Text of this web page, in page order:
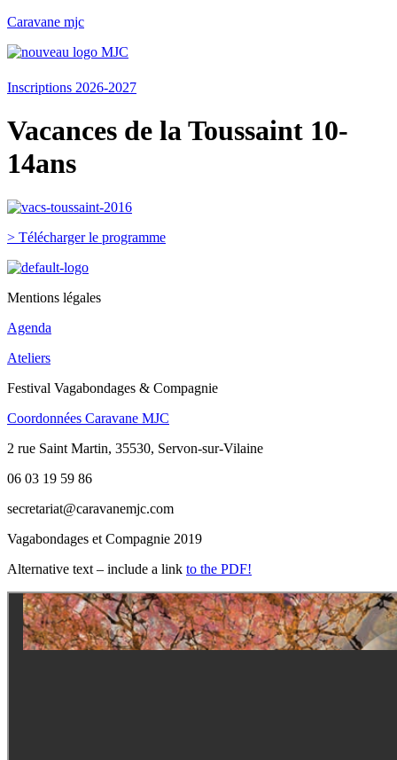
Caravane mjc
Inscriptions 2026-2027
Vacances de la Toussaint 10-
14ans
> Télécharger le programme
Mentions légales
Agenda
Ateliers
Festival Vagabondages & Compagnie
Coordonnées Caravane MJC
2 rue Saint Martin, 35530, Servon-sur-Vilaine
06 03 19 59 86
secretariat@caravanemjc.com
Vagabondages et Compagnie 2019
Alternative text – include a link to the PDF!